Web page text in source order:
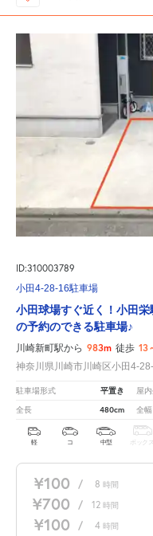
ID:310003789
小田4-28-16駐車場
小田球場すぐ近く！小田
の予約のできる駐車場♪
川崎新町駅から 983m 徒歩 13
神奈川県川崎市川崎区小田4-
駐車場形式 平置き 屋
全長 480cm 全幅
軽 コ 中型 ボックス
¥100 / 8 時間
¥700 / 12 時間
¥100 / 4 時間